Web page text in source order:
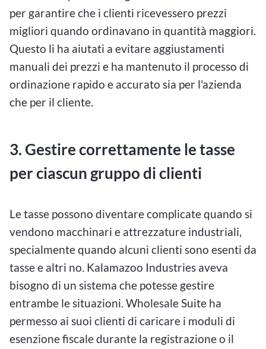
per garantire che i clienti ricevessero prezzi
migliori quando ordinavano in quantità maggiori.
Questo li ha aiutati a evitare aggiustamenti
manuali dei prezzi e ha mantenuto il processo di
ordinazione rapido e accurato sia per l'azienda
che per il cliente.
3. Gestire correttamente le tasse
per ciascun gruppo di clienti
Le tasse possono diventare complicate quando si
vendono macchinari e attrezzature industriali,
specialmente quando alcuni clienti sono esenti da
tasse e altri no. Kalamazoo Industries aveva
bisogno di un sistema che potesse gestire
entrambe le situazioni. Wholesale Suite ha
permesso ai suoi clienti di caricare i moduli di
esenzione fiscale durante la registrazione o il